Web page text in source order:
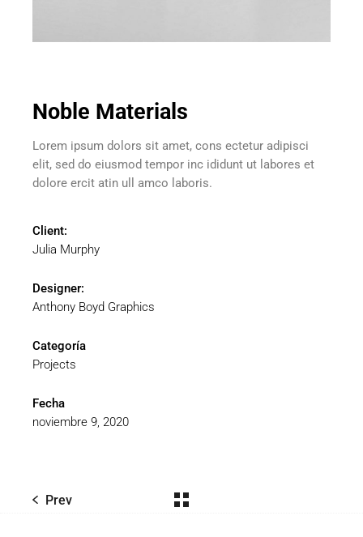
Noble Materials
Lorem ipsum dolors sit amet, cons ectetur adipisci
elit, sed do eiusmod tempor inc ididunt ut labores et
dolore ercit atin ull amco laboris.
Client:
Julia Murphy
Designer:
Anthony Boyd Graphics
Categoría
Projects
Fecha
noviembre 9, 2020
Prev